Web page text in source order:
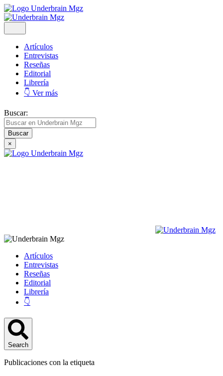
Artículos
Entrevistas
Reseñas
Editorial
Librería
👇 Ver más
Buscar:
×
Artículos
Entrevistas
Reseñas
Editorial
Librería
👇
Search
Publicaciones con la etiqueta